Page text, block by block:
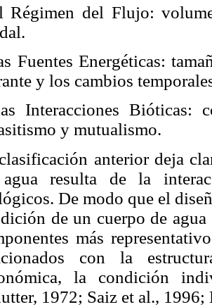
Régimen del Flujo:
Fuentes Energéticas:
y los cambios
Interacciones Bióticas:
y mutualismo.
anterior deja
resulta de la
De modo que el
de un cuerpo de
más
con la
la condición
1972; Saiz et al.,